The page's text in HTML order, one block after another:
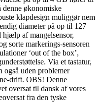
denne økonomiske
klapdesign muliggør nem
diameter på op til 127
hjælp af mangelsensor,
sorte markerings-sensoren
‘out of the box’,
Via et tastatur,
også uden problemer
drift. OBS! Denne
oversat til dansk af vores
fra den tyske